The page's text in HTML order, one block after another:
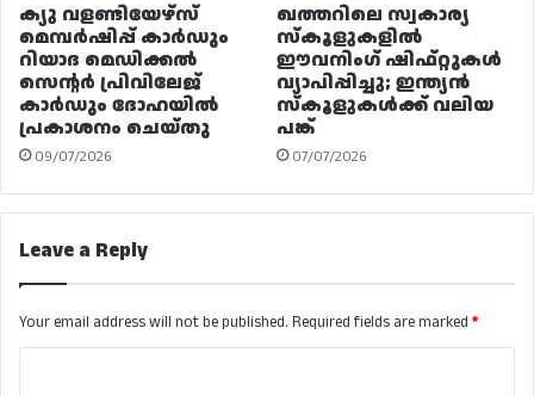
ക്യു വളണ്ടിയേഴ്‌സ്
മെമ്പർഷിപ്പ് കാർഡും
റിയാദ മെഡിക്കൽ
സെന്റർ പ്രിവിലേജ്
കാർഡും ദോഹയിൽ
പ്രകാശനം ചെയ്തു
09/07/2026
ഖത്തറിലെ സ്വകാര്യ
സ്കൂളുകളിൽ
ഈവനിംഗ് ഷിഫ്റ്റുകൾ
വ്യാപിപ്പിച്ചു; ഇന്ത്യൻ
സ്കൂളുകൾക്ക് വലിയ
പങ്ക്
07/07/2026
Leave a Reply
Your email address will not be published. Required fields are marked *